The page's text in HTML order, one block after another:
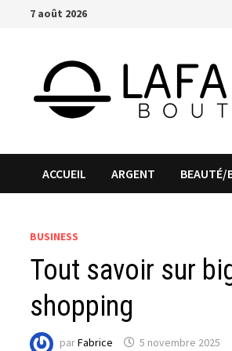
Passer7 août 2026
ACCUEIL ARGENT BEAUTÉ/
BUSINESS
Tout savoir sur
shopping
parFabrice 5 novembre 2025